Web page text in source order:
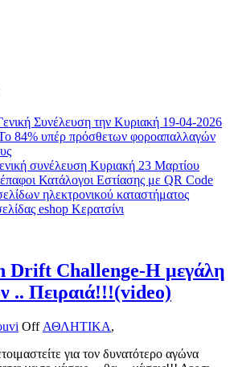
Συνέλευση την Κυριακή 19-04-2026
84% υπέρ πρόσθετων φοροαπαλλαγών
συνέλευση Κυριακή 23 Μαρτίου
Κατάλογοι Εστίασης με QR Code
ηλεκτρονικού καταστήματος
eshop Κερατσίνι
Drift Challenge-Η μεγάλη
.. Πειραιά!!!(video)
Off ΑΘΛΗΤΙΚΑ,
για τον δυνατότερο αγώνα